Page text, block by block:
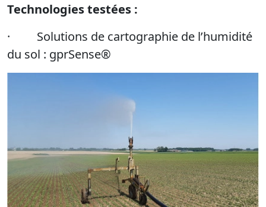
Technologies testées :
· Solutions de cartographie de l’humidité
du sol : gprSense®